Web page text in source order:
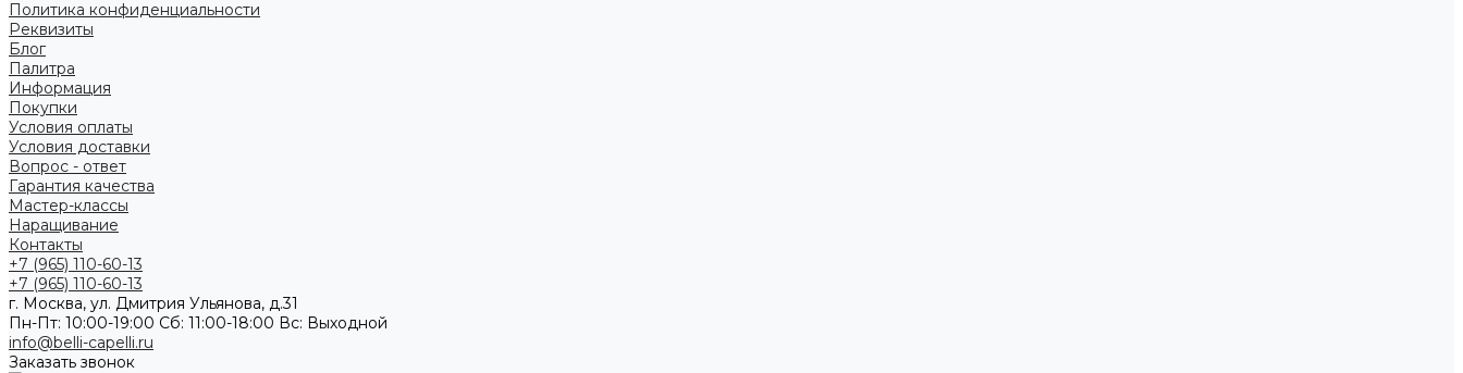
Политика конфиденциальности
Реквизиты
Блог
Палитра
Информация
Покупки
Условия оплаты
Условия доставки
Вопрос - ответ
Гарантия качества
Мастер-классы
Наращивание
Контакты
+7 (965) 110-60-13
+7 (965) 110-60-13
г. Москва, ул. Дмитрия Ульянова, д.31
Пн-Пт: 10:00-19:00 Cб: 11:00-18:00 Вс: Выходной
info@belli-capelli.ru
Заказать звонок